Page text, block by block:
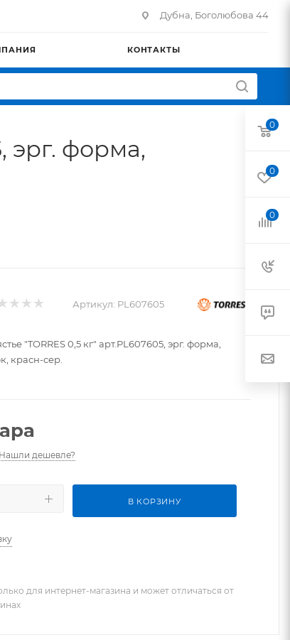
Дубна, Боголюбова 44
КОНТАКТЫ
эрг. форма,
Артикул: PL607605
"TORRES 0,5 кг" арт.PL607605, эрг. форма,
красн-сер.
Нашли дешевле?
В КОРЗИНУ
для интернет-магазина и может отличаться от
0
0
0